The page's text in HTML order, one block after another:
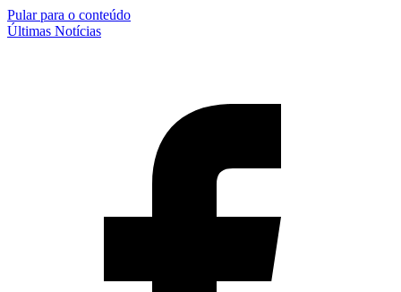
Pular para o conteúdo
Últimas Notícias